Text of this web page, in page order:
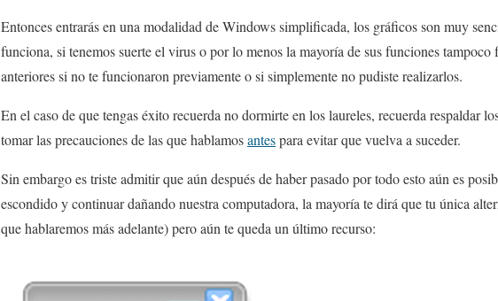
Entonces entrarás en una modalidad de Windows simplificada, los gráficos son muy
funciona, si tenemos suerte el virus o por lo menos la mayoría de sus funciones
anteriores si no te funcionaron previamente o si simplemente no pudiste realizarlos.
En el caso de que tengas éxito recuerda no dormirte en los laureles, recuerda respaldar
tomar las precauciones de las que hablamosantespara evitar que vuelva a suceder.
Sin embargo es triste admitir que aún después de haber pasado por todo esto aún es
escondido y continuar dañando nuestra computadora, la mayoría te dirá que tu única
que hablaremos más adelante) pero aún te queda un último recurso: